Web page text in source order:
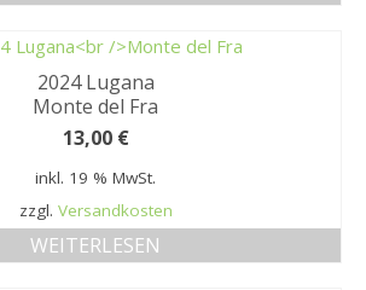
2024 Lugana
Monte del Fra
13,00 €
inkl. 19 % MwSt.
zzgl. Versandkosten
WEITERLESEN